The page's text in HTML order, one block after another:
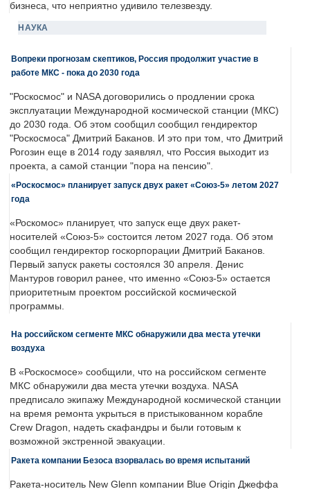
бизнеса, что неприятно удивило телезвезду.
НАУКА
Вопреки прогнозам скептиков, Россия продолжит участие в
работе МКС - пока до 2030 года
"Роскосмос" и NASA договорились о продлении срока
эксплуатации Международной космической станции (МКС)
до 2030 года. Об этом сообщил сообщил гендиректор
"Роскосмоса" Дмитрий Баканов. И это при том, что Дмитрий
Рогозин еще в 2014 году заявлял, что Россия выходит из
проекта, а самой станции "пора на пенсию".
«Роскосмос» планирует запуск двух ракет «Союз-5» летом 2027
года
«Роскомос» планирует, что запуск еще двух ракет-
носителей «Союз-5» состоится летом 2027 года. Об этом
сообщил гендиректор госкорпорации Дмитрий Баканов.
Первый запуск ракеты состоялся 30 апреля. Денис
Мантуров говорил ранее, что именно «Союз-5» остается
приоритетным проектом российской космической
программы.
На российском сегменте МКС обнаружили два места утечки
воздуха
В «Роскосмосе» сообщили, что на российском сегменте
МКС обнаружили два места утечки воздуха. NASA
предписало экипажу Международной космической станции
на время ремонта укрыться в пристыкованном корабле
Crew Dragon, надеть скафандры и были готовым к
возможной экстренной эвакуации.
Ракета компании Безоса взорвалась во время испытаний
Ракета-носитель New Glenn компании Blue Origin Джеффа